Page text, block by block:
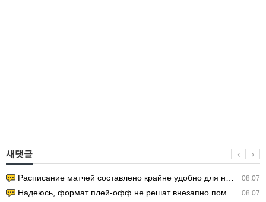
새댓글
08.07
Расписание матчей составлено крайне удобно для нашего часово…
08.07
Надеюсь, формат плей-офф не решат внезапно поменять. https:/…